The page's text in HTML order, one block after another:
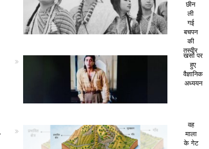
छीन
ली
गई
बचपन
की
तस्वीर
खसों पर
हुए
वैज्ञानिक
अध्ययन
वह
माला
के गेट